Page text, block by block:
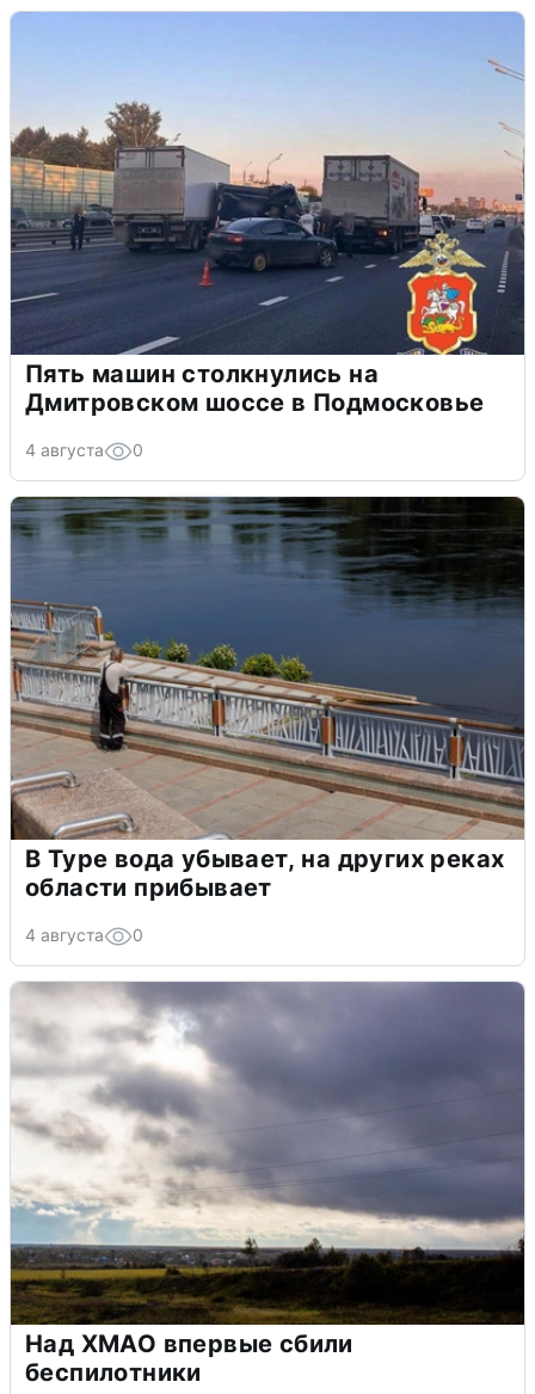
Пять машин столкнулись на
Дмитровском шоссе в Подмосковье
4 августа 0
В Туре вода убывает, на других реках
области прибывает
4 августа 0
Над ХМАО впервые сбили
беспилотники